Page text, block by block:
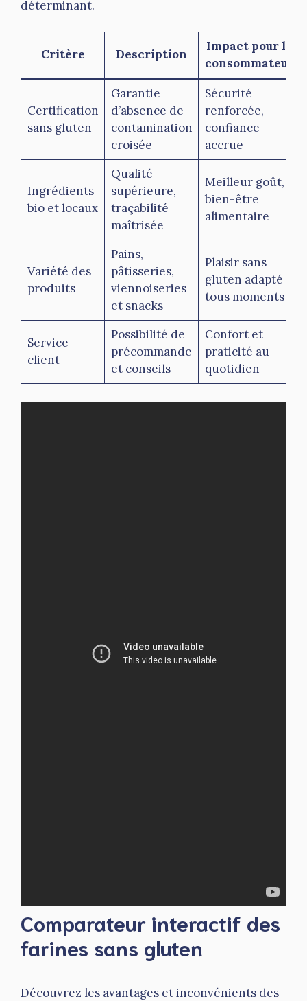
déterminant.
Critère Description
Impact pour le
consommateur
Certification
sans gluten
Garantie
d’absence de
contamination
croisée
Sécurité
renforcée,
confiance
accrue
Ingrédients
bio et locaux
Qualité
supérieure,
traçabilité
maîtrisée
Meilleur goût,
bien-être
alimentaire
Variété des
produits
Pains,
pâtisseries,
viennoiseries
et snacks
Plaisir sans
gluten adapté à
tous moments
Service
client
Possibilité de
précommande
et conseils
Confort et
praticité au
quotidien
Comparateur interactif des
farines sans gluten
Découvrez les avantages et inconvénients des